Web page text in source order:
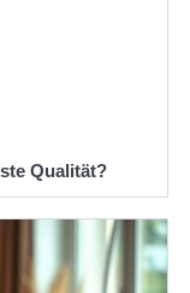
Qualität?